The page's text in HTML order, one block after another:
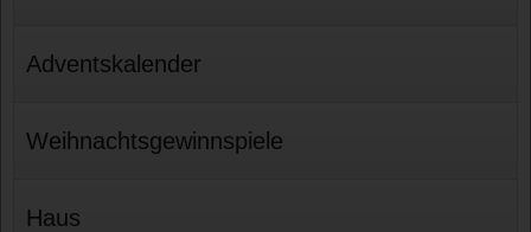
Adventskalender
Weihnachtsgewinnspiele
Haus